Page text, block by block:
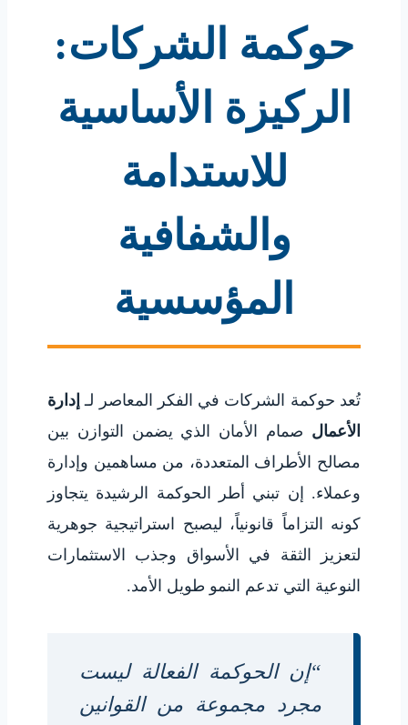
حوكمة الشركات:
الركيزة الأساسية
للاستدامة
والشفافية
المؤسسية
تُعد حوكمة الشركات في الفكر المعاصر لـ إدارة
الأعمال صمام الأمان الذي يضمن التوازن بين
مصالح الأطراف المتعددة، من مساهمين وإدارة
وعملاء. إن تبني أطر الحوكمة الرشيدة يتجاوز
كونه التزاماً قانونياً، ليصبح استراتيجية جوهرية
لتعزيز الثقة في الأسواق وجذب الاستثمارات
النوعية التي تدعم النمو طويل الأمد.
“إن الحوكمة الفعالة ليست
مجرد مجموعة من القوانين